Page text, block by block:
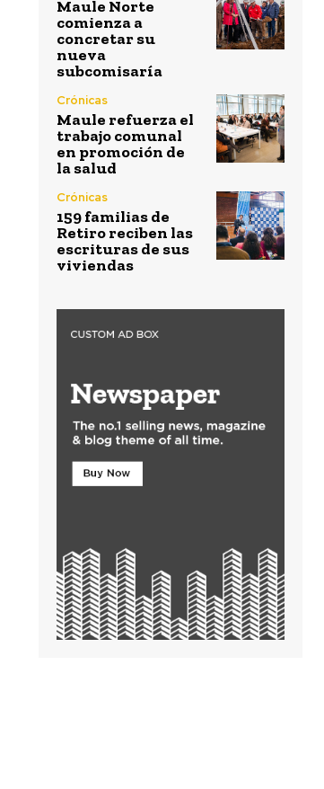
Maule Norte
comienza a
concretar su
nueva
subcomisaría
Crónicas
Maule refuerza el
trabajo comunal
en promoción de
la salud
Crónicas
159 familias de
Retiro reciben las
escrituras de sus
viviendas